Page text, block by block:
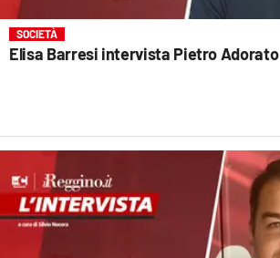
SOCIETÀ
Elisa Barresi intervista Pietro Adorato